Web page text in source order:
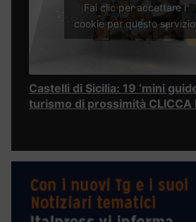
Fai clic per accettare i
cookie per questo servizio
Castelli di Sicilia: 19 ‘mini
turismo di prossimità CLICCA